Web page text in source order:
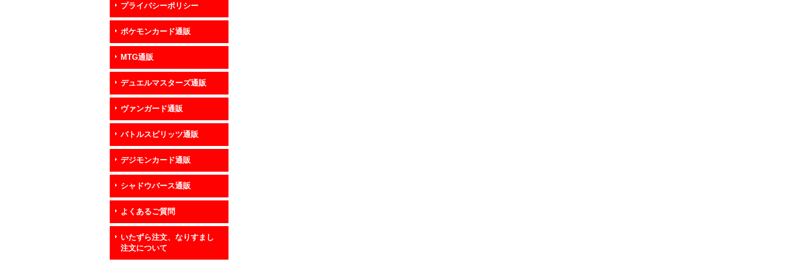
プライバシーポリシー
ポケモンカード通販
MTG通販
デュエルマスターズ通販
ヴァンガード通販
バトルスピリッツ通販
デジモンカード通販
シャドウバース通販
よくあるご質問
いたずら注文、なりすまし
注文について